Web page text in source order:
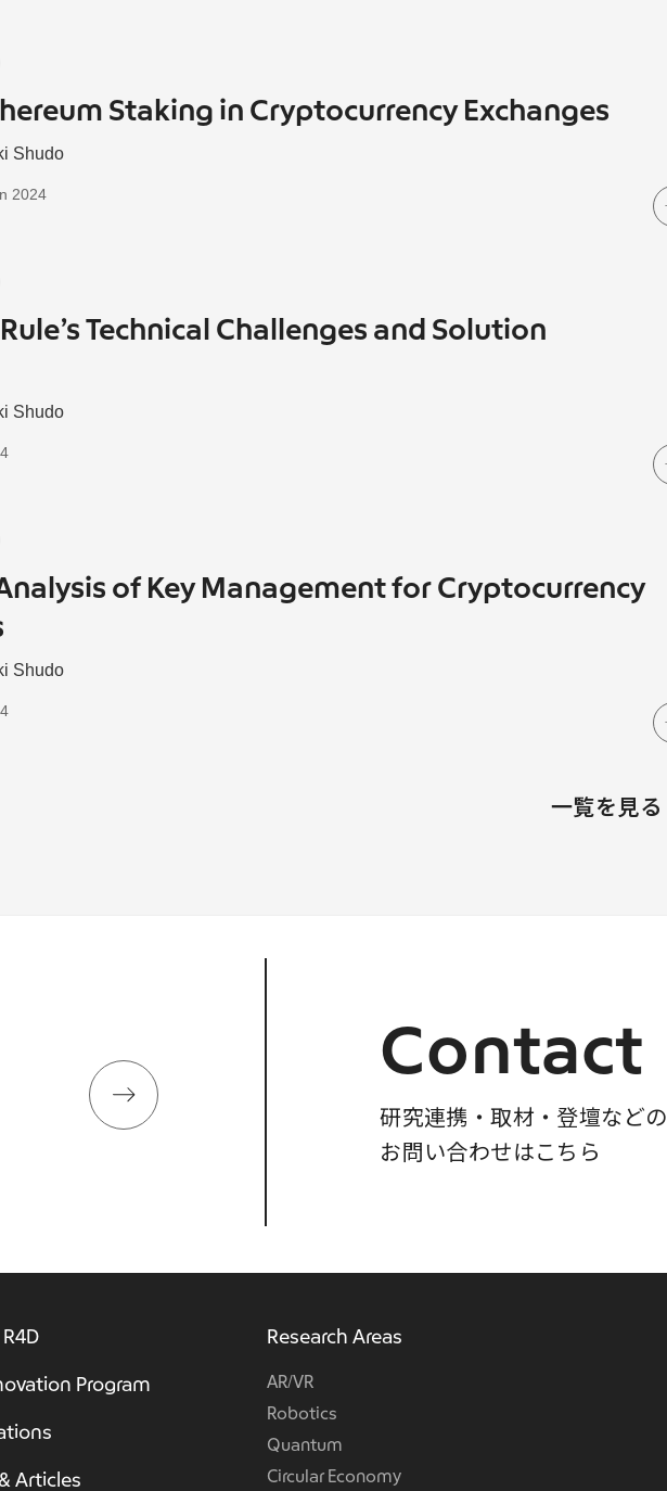
Staking in Cryptocurrency Exchanges
Shudo
2024
Rule’s Technical Challenges and Solution
Shudo
of Key Management for Cryptocurrency
Shudo
一覧を見る
Contact
研究連携・取材・登壇などの
お問い合わせはこちら
Program
Articles
Research Areas
AR/VR
Robotics
Quantum
Circular Economy